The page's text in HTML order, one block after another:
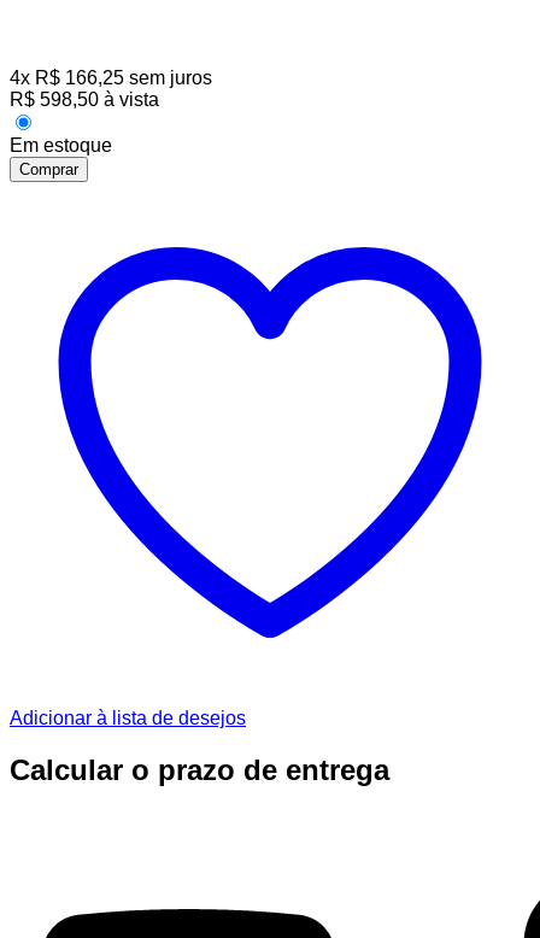
4x R$ 166,25 sem juros
R$ 598,50 à vista
Em estoque
Comprar
Adicionar à lista de desejos
Calcular o prazo de entrega